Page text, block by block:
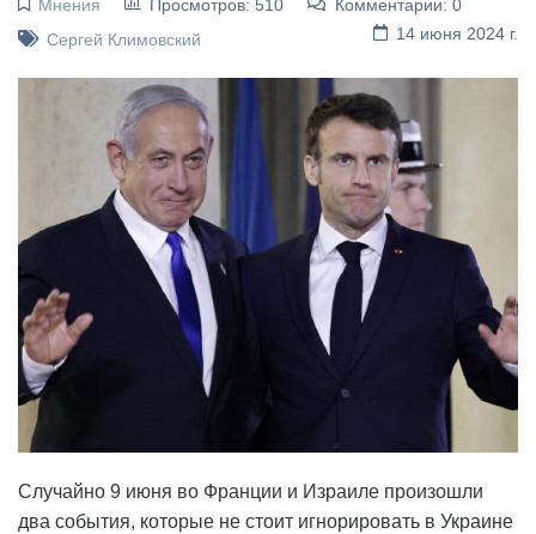
Мнения Просмотров: 510
Комментарии: 0
14 июня 2024 г.
Сергей Климовский
Случайно 9 июня во Франции и Израиле произошли
два события, которые не стоит игнорировать в Украине